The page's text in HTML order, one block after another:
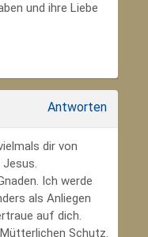
und ihre Liebe
Antworten
dir von
Jesus.
Ich werde
als Anliegen
auf dich.
Schutz.